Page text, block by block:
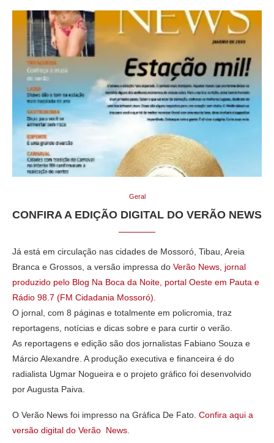
Geral
CONFIRA A EDIÇÃO DIGITAL DO VERÃO NEWS
Já está em circulação nas cidades de Mossoró, Tibau, Areia
Branca e Grossos, a versão impressa do Verão News, jornal
produzido pelo Blog Na Boca da Noite, portal Oeste em Pauta e
Rádio 98.7 (FM Cidadania Mossoró).
O jornal, com 8 páginas e totalmente em policromia, traz
reportagens, notícias e dicas sobre e para curtir o verão.
As reportagens e edição são dos jornalistas Fabiano Souza e
Márcio Alexandre. A produção executiva e financeira é do
radialista Ugmar Nogueira e o projeto gráfico foi desenvolvido
por Augusta Paiva.
O Verão News foi impresso na Gráfica De Fato. Confira aqui a
versão digital do Verão News.